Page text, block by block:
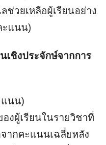
วยเหลือผู้เรียนอย่าง
ะแนน)
เชิงประจักษ์จากการ
แนน)
งผู้เรียนในรายวิชาที่
ากคะแนนเฉลี่ยหลัง